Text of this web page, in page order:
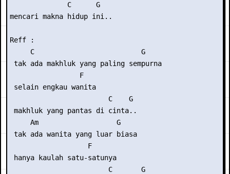
              C      G
mencari makna hidup ini..
Reff :
     C                          G
tak ada makhluk yang paling sempurna
                 F
selain engkau wanita
                        C    G
makhluk yang pantas di cinta..
     Am                   G
tak ada wanita yang luar biasa
                   F
hanya kaulah satu-satunya
                        C       G